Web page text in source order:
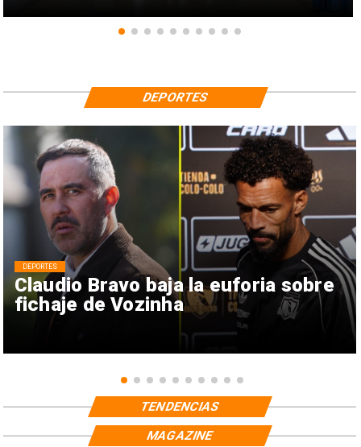
Claudio Bravo baja la euforia sobre
fichaje de Vozinha
DEPORTES
DEPORTES
TENDENCIAS
MAGAZINE